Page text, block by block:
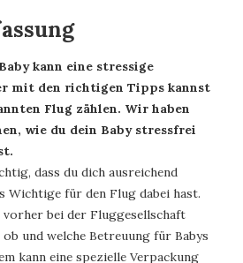
kann eine stressige
mit den richtigen Tipps kannst
Flug zählen. Wir haben
wie du dein Baby stressfrei
dass du dich ausreichend
Wichtige für den Flug dabei hast.
bei der Fluggesellschaft
und welche Betreuung für Babys
kann eine spezielle Verpackung